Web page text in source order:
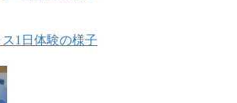
1日体験の様子